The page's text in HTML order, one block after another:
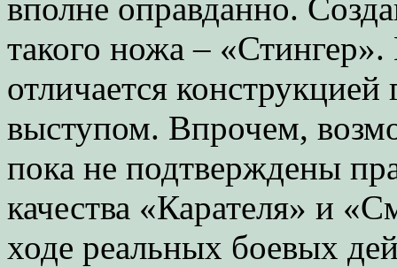
вполне оправданно.
такого ножа –
отличается
выступом. Впрочем,
пока не подтверждены
качества «Карателя» и
ходе реальных боевых